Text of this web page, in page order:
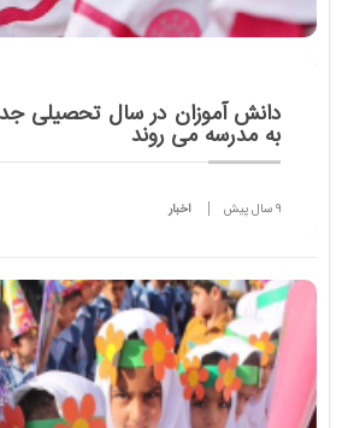
به مدرسه می روند
9 سال پیش اخبار
در سال تحصیلی جدید تنها 174 روز فعال هستند.